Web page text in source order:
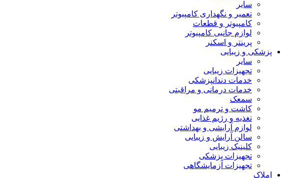
سایر
تعمیر و نگهداری کامپیوتر
کامپیوتر و قطعات
لوازم جانبی کامپیوتر
پرینتر و اسکنر
پزشکی و زیبایی
سایر
تجهیزات زیبایی
خدمات دندانپزشکی
خدمات درمانی و مراقبتی
سمعک
کاشت و ترمیم مو
تغذیه و رژیم غذایی
لوازم آرایشی و بهداشتی
سالن آرایش و زیبایی
کلینیک زیبایی
تجهیزات پزشکی
تجهیزات آزمایشگاهی
املاک